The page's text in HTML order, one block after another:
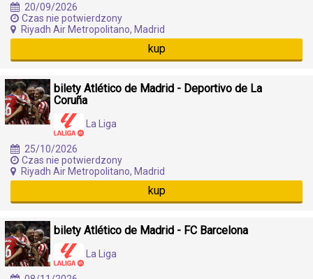
20/09/2026
Czas nie potwierdzony
Riyadh Air Metropolitano, Madrid
kup
bilety Atlético de Madrid - Deportivo de La
Coruña
La Liga
25/10/2026
Czas nie potwierdzony
Riyadh Air Metropolitano, Madrid
kup
bilety Atlético de Madrid - FC Barcelona
La Liga